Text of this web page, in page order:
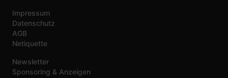
Impressum
Datenschutz
AGB
Netiquette
Newsletter
Sponsoring & Anzeigen